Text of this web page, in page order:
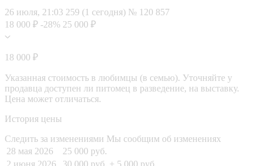
26 июля, 21:03 259 (1 сегодня) № 120 857
18 000 ₽ -28% 25 000 ₽
18 000 ₽
Указанная стоимость в любимцы (в семью). Уточняйте у
продавца доступен ли питомец в разведение, на выставку.
Цена может отличаться.
История цены
Следить за изменениями Мы сообщим об изменениях
28 мая 2026
25 000 руб.
2 июня 2026
30 000 руб. + 5 000 руб.